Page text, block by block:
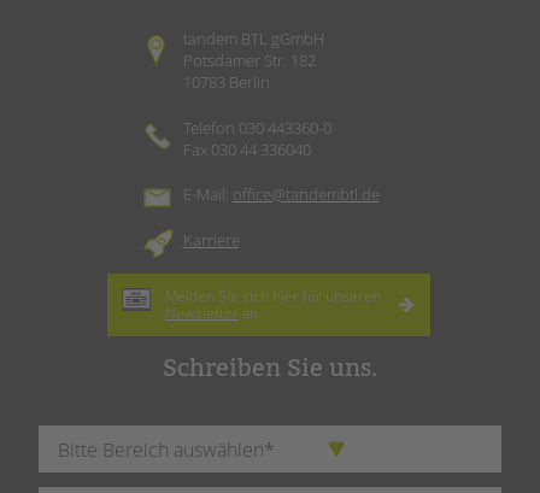
tandem BTL gGmbH
Potsdamer Str. 182
10783 Berlin
Telefon 030 443360-0
Fax 030 44 336040
E-Mail: office@tandembtl.de
Karriere
Melden Sie sich hier für unseren
Newsletter an.
Schreiben Sie uns.